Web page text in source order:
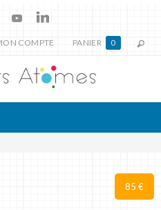
COMPTE PANIER 0
85 €